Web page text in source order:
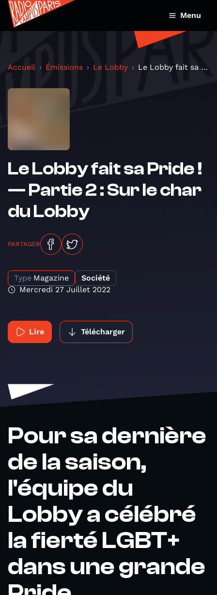
Menu
Accueil Émissions Le Lobby Le Lobby fait sa Pride ! — Partie 2 : Sur le char...
Le Lobby fait sa Pride !
— Partie 2 : Sur le char
du Lobby
PARTAGER
Type Magazine
Société
Mercredi 27 Juillet 2022
Lire Télécharger
Pour sa dernière
de la saison,
l'équipe du
Lobby a célébré
la fierté LGBT+
dans une grande